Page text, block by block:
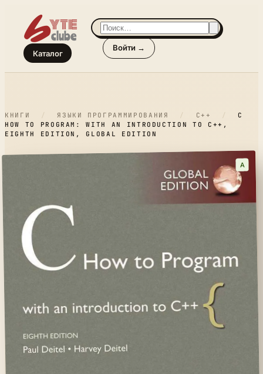
Каталог
Войти →
КНИГИ / ЯЗЫКИ ПРОГРАММИРОВАНИЯ / C++ /
C
HOW TO PROGRAM: WITH AN INTRODUCTION TO C++,
EIGHTH EDITION, GLOBAL EDITION
A